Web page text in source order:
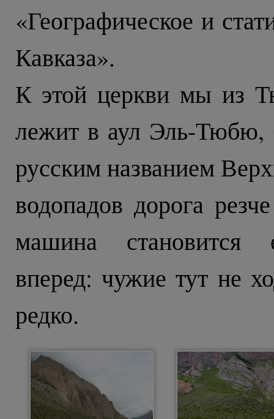
«Географическое и
Кавказа».
К этой церкви мы из
лежит в аул Эль-Тюбю,
русским названием
водопадов дорога
машина становится
вперед: чужие тут не
редко.